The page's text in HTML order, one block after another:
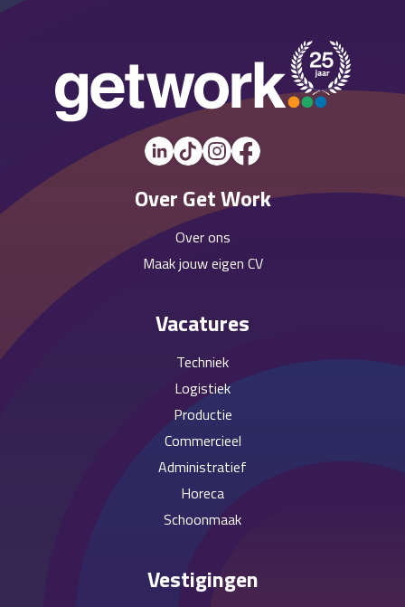
Over Get Work
Over ons
Maak jouw eigen CV
Vacatures
Techniek
Logistiek
Productie
Commercieel
Administratief
Horeca
Schoonmaak
Vestigingen